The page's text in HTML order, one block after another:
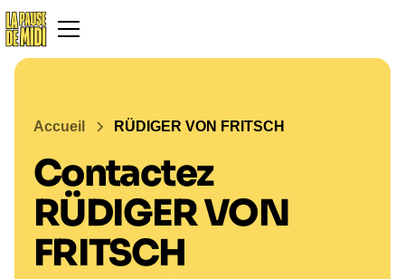
Accueil RÜDIGER VON FRITSCH
Contactez
RÜDIGER VON
FRITSCH